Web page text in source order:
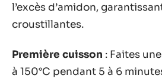
l’excès d’amidon,
croustillantes.
Première cuisson : Faites
à 150°C pendant 5 à 6